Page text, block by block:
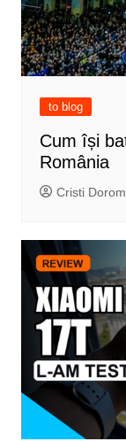
to blog
Cum își
România
Cristi